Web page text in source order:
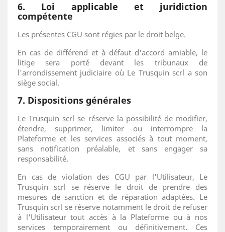
6. Loi applicable et juridiction
compétente
Les présentes CGU sont régies par le droit belge.
En cas de différend et à défaut d'accord amiable, le
litige sera porté devant les tribunaux de
l'arrondissement judiciaire où Le Trusquin scrl a son
siège social.
7. Dispositions générales
Le Trusquin scrl se réserve la possibilité de modifier,
étendre, supprimer, limiter ou interrompre la
Plateforme et les services associés à tout moment,
sans notification préalable, et sans engager sa
responsabilité.
En cas de violation des CGU par l'Utilisateur, Le
Trusquin scrl se réserve le droit de prendre des
mesures de sanction et de réparation adaptées. Le
Trusquin scrl se réserve notamment le droit de refuser
à l'Utilisateur tout accès à la Plateforme ou à nos
services temporairement ou définitivement. Ces